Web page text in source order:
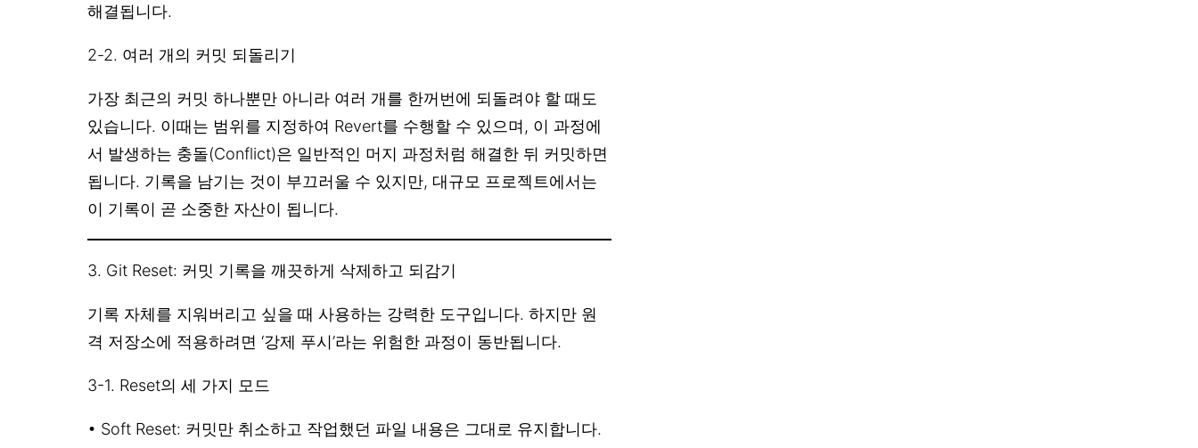
해결됩니다.
2-2. 여러 개의 커밋 되돌리기
가장 최근의 커밋 하나뿐만 아니라 여러 개를 한꺼번에 되돌려야 할 때도
있습니다. 이때는 범위를 지정하여 Revert를 수행할 수 있으며, 이 과정에
서 발생하는 충돌(Conflict)은 일반적인 머지 과정처럼 해결한 뒤 커밋하면
됩니다. 기록을 남기는 것이 부끄러울 수 있지만, 대규모 프로젝트에서는
이 기록이 곧 소중한 자산이 됩니다.
3. Git Reset: 커밋 기록을 깨끗하게 삭제하고 되감기
기록 자체를 지워버리고 싶을 때 사용하는 강력한 도구입니다. 하지만 원
격 저장소에 적용하려면 ‘강제 푸시’라는 위험한 과정이 동반됩니다.
3-1. Reset의 세 가지 모드
• Soft Reset: 커밋만 취소하고 작업했던 파일 내용은 그대로 유지합니다.